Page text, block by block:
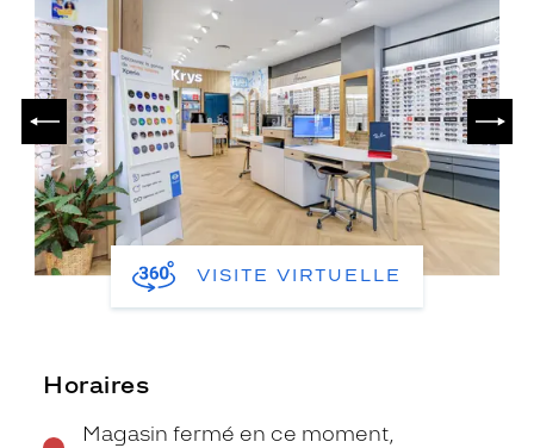
PRÉCÉDENT
VISITE VIRTUELLE
Horaires
Magasin fermé en ce moment,